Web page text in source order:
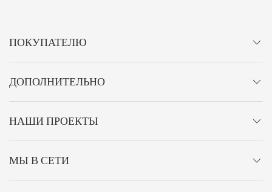
ПОКУПАТЕЛЮ
ДОПОЛНИТЕЛЬНО
НАШИ ПРОЕКТЫ
МЫ В СЕТИ